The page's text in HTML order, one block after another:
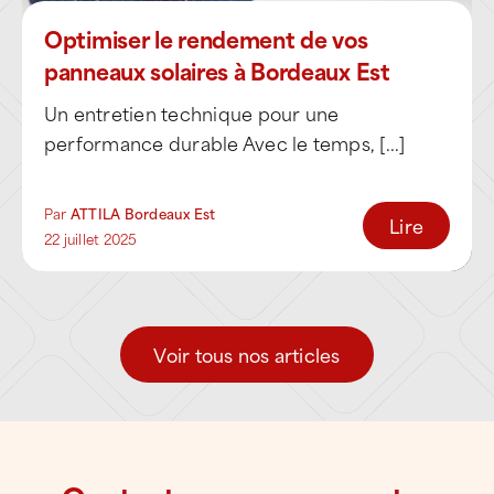
multicouches
Couvertures métalliques et éléments
de zinguerie
En tant qu’étancheur et couvreur spécialisé,
l’environnement complet du toit, élément
clé de sa durabilité dans un contexte
climatique humide et venteux :
Entretien et réparation de chéneaux,
gouttières et évacuations d’eaux
pluviales
Optimiser le rendement de vos
panneaux solaires à Bordeaux Est
Un entretien technique pour une
ParATTILA Bordeaux Est
Lire
Voir tous nos articles